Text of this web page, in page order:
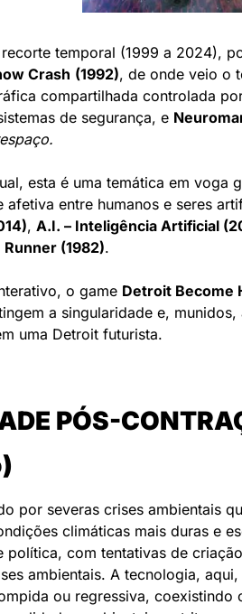
temporal (1999 a 2024),
Crash (1992), de onde veio o
compartilhada controlada
de segurança, e
esta é uma temática em voga
afetiva entre humanos e seres
, A.I. – Inteligência Artificial
Runner (1982).
o game Detroit Become
a singularidade e,
uma Detroit futurista.
PÓS-
por severas crises ambientais
climáticas mais duras e
política, com tentativas de
ambientais. A tecnologia,
ou regressiva, coexistindo